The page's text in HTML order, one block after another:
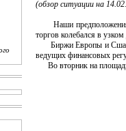
(обзор ситуации на
Наши предположения
торгов колебался в
Биржи Европы и Сша
ведущих финансовых
Во вторник на